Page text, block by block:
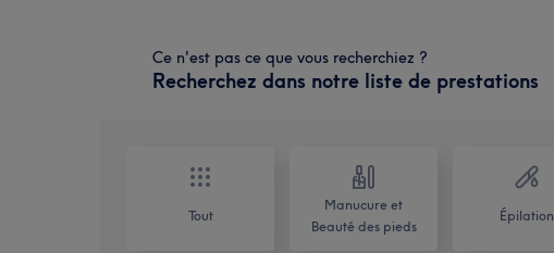
Ce n'est pas ce que vous recherchiez ?
Recherchez dans notre liste de prestations
Tout
Manucure et
Beauté des pieds
Épilation